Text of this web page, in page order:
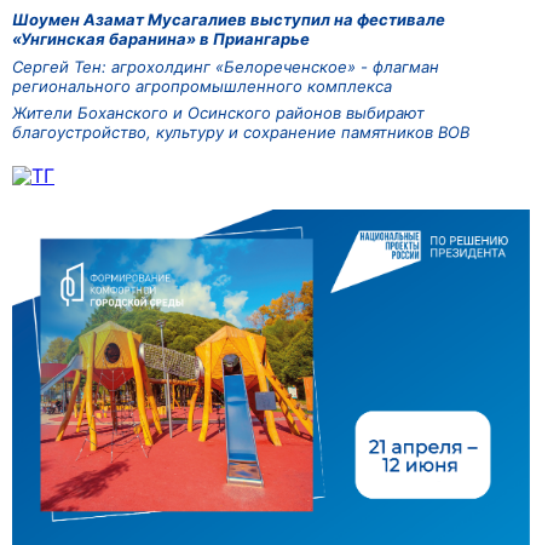
Шоумен Азамат Мусагалиев выступил на фестивале
«Унгинская баранина» в Приангарье
Сергей Тен: агрохолдинг «Белореченское» - флагман
регионального агропромышленного комплекса
Жители Боханского и Осинского районов выбирают
благоустройство, культуру и сохранение памятников ВОВ